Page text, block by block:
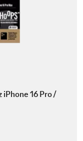
16 Pro /